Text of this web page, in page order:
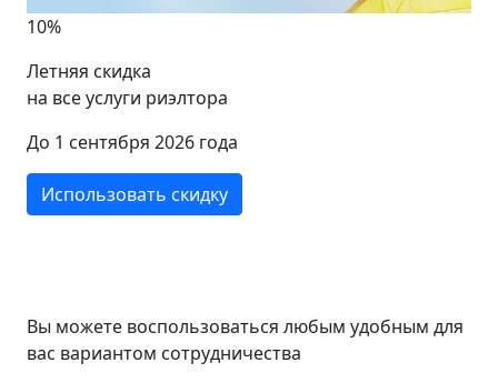
10%
Летняя скидка
на все услуги риэлтора
До 1 сентября 2026 года
Использовать скидку
Вы можете воспользоваться любым удобным для
вас вариантом сотрудничества